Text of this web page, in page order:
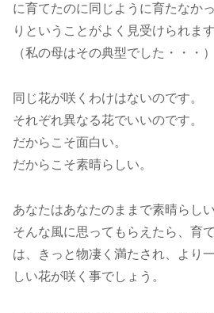
に育てたのに同じように育たなか
りということがよく見受けられます
（私の母はその典型でした・・・）
同じ花が咲くわけはないのです。
それぞれ異なる花でいいのです。
だからこそ面白い。
だからこそ素晴らしい。
あなたはあなたのままで素晴らしい
そんな風に思ってもらえたら、育
は、きっと物凄く満たされ、より
しい花が咲く事でしょう。